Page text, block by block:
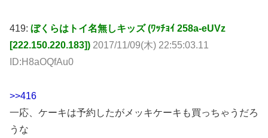
419: ぼくらはトイ名無しキッズ (ﾜｯﾁｮｲ 258a-eUVz
[222.150.220.183]) 2017/11/09(木) 22:55:03.11
ID:H8aOQfAu0
>>416
一応、ケーキは予約したがメッキケーキも買っちゃうだろ
うな